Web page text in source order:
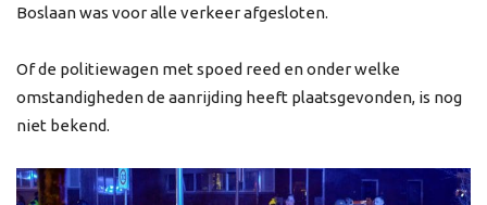
Boslaan was voor alle verkeer afgesloten.
Of de politiewagen met spoed reed en onder welke
omstandigheden de aanrijding heeft plaatsgevonden, is nog
niet bekend.